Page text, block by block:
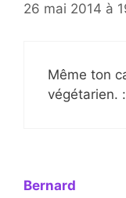
26 mai 2014 à
Même ton
végétarien.
Bernard